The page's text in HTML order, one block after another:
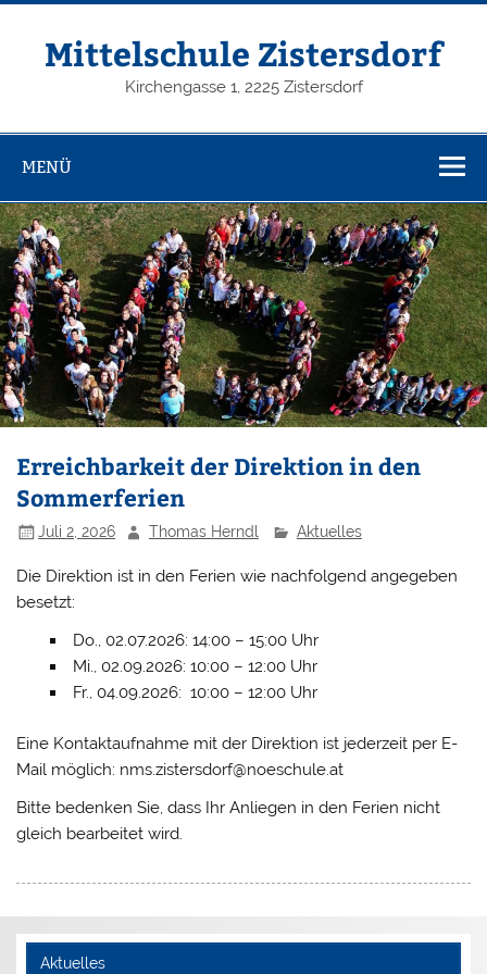
Zum
springenMittelschule Zistersdorf
Kirchengasse 1, 2225 Zistersdorf
MENÜ
Erreichbarkeit der Direktion in den
Sommerferien
Juli 2, 2026 Thomas Herndl Aktuelles
Die Direktion ist in den Ferien wie nachfolgend angegeben
besetzt:
Do., 02.07.2026: 14:00 – 15:00 Uhr
Mi., 02.09.2026: 10:00 – 12:00 Uhr
Fr., 04.09.2026: 10:00 – 12:00 Uhr
Eine Kontaktaufnahme mit der Direktion ist jederzeit per E-
Mail möglich: nms.zistersdorf@noeschule.at
Bitte bedenken Sie, dass Ihr Anliegen in den Ferien nicht
gleich bearbeitet wird.
Aktuelles